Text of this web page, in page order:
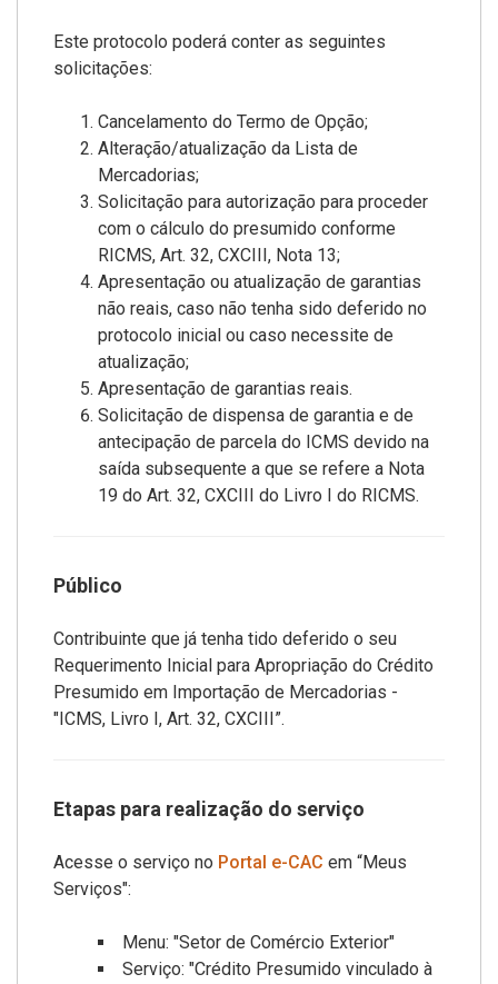
Este protocolo poderá conter as seguintes
solicitações:
Cancelamento do Termo de Opção;
Alteração/atualização da Lista de
Mercadorias;
Solicitação para autorização para proceder
com o cálculo do presumido conforme
RICMS, Art. 32, CXCIII, Nota 13;
Apresentação ou atualização de garantias
não reais, caso não tenha sido deferido no
protocolo inicial ou caso necessite de
atualização;
Apresentação de garantias reais.
Solicitação de dispensa de garantia e de
antecipação de parcela do ICMS devido na
saída subsequente a que se refere a Nota
19 do Art. 32, CXCIII do Livro I do RICMS.
Público
Contribuinte que já tenha tido deferido o seu
Requerimento Inicial para Apropriação do Crédito
Presumido em Importação de Mercadorias -
"ICMS, Livro I, Art. 32, CXCIII”.
Etapas para realização do serviço
Acesse o serviço no Portal e-CAC em “Meus
Serviços":
Menu: "Setor de Comércio Exterior"
Serviço: "Crédito Presumido vinculado à